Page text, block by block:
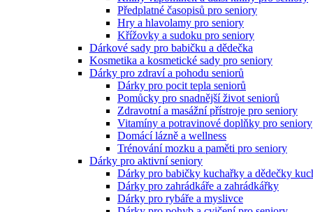
Předplatné časopisů pro seniory
Hry a hlavolamy pro seniory
Křížovky a sudoku pro seniory
Dárkové sady pro babičku a dědečka
Kosmetika a kosmetické sady pro seniory
Dárky pro zdraví a pohodu seniorů
Dárky pro pocit tepla seniorů
Pomůcky pro snadnější život seniorů
Zdravotní a masážní přístroje pro seniory
Vitamíny a potravinové doplňky pro seniory
Domácí lázně a wellness
Trénování mozku a paměti pro seniory
Dárky pro aktivní seniory
Dárky pro babičky kuchařky a dědečky
Dárky pro zahrádkáře a zahrádkářky
Dárky pro rybáře a myslivce